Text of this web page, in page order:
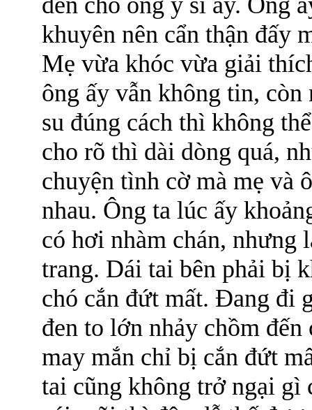
khuyên nên cẩn thận đấy
Mẹ vừa khóc vừa giải
ông ấy vẫn không tin, còn
su đúng cách thì không
cho rõ thì dài dòng quá,
chuyện tình cờ mà mẹ và
nhau. Ông ta lúc ấy
có hơi nhàm chán, nhưng
trang. Dái tai bên phải bị
chó cắn đứt mất. Đang đi
đen to lớn nhảy chồm
may mắn chỉ bị cắn đứt
tai cũng không trở ngại gì